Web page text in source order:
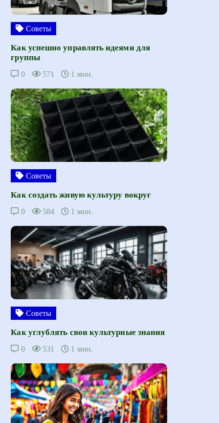
Советы
Как успешно управлять идеями для
группы
0 571 1 мин.
Советы
Как создать живую культуру вокруг
0 584 1 мин.
Советы
Как углублять свои культурные знания
0 531 1 мин.